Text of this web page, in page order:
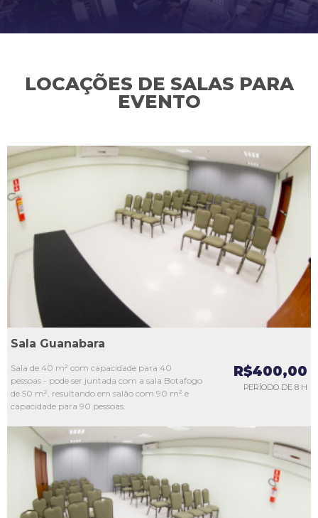
LOCAÇÕES DE SALAS PARA
EVENTO
L4
L5
Sala Guanabara
Sala de 40 m² com capacidade para 40
pessoas - pode ser juntada com a sala Botafogo
de 50 m², resultando em salão com 90 m² e
capacidade para 90 pessoas.
R$400,00
PERÍODO DE 8 H
L1
L2
L3
L4